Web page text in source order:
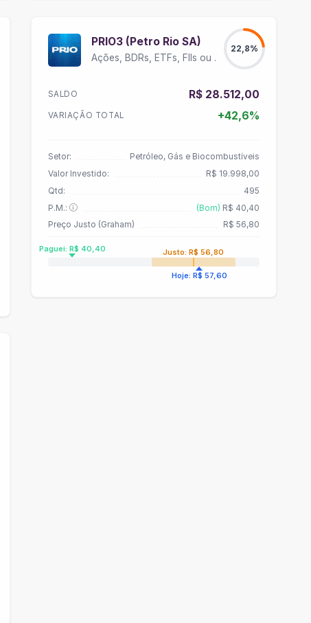
PRIO3 (Petro Rio SA)
Ações, BDRs, ETFs, FIIs ou Units
22,8%
SALDO R$ 28.512,00
VARIAÇÃO TOTAL +42,6%
Setor:
Petróleo, Gás e Biocombustíveis
Valor Investido:
R$ 19.998,00
Qtd:
495
P.M.:
(Bom) R$ 40,40
Preço Justo (Graham)
R$ 56,80
Justo: R$ 56,80
Paguei: R$ 40,40
Hoje: R$ 57,60